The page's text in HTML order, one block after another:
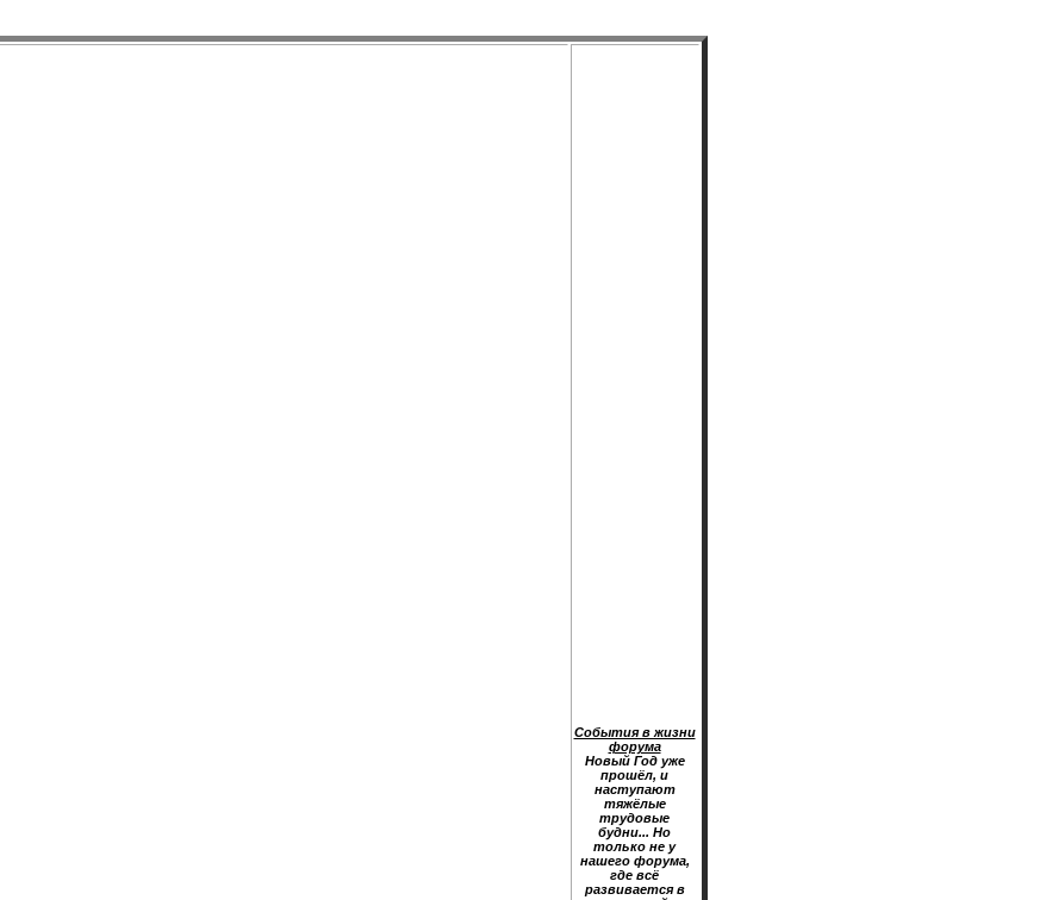
События в жизни
форума
Новый Год уже
прошёл, и
наступают
тяжёлые
трудовые
будни... Но
только не у
нашего форума,
где всё
развивается в